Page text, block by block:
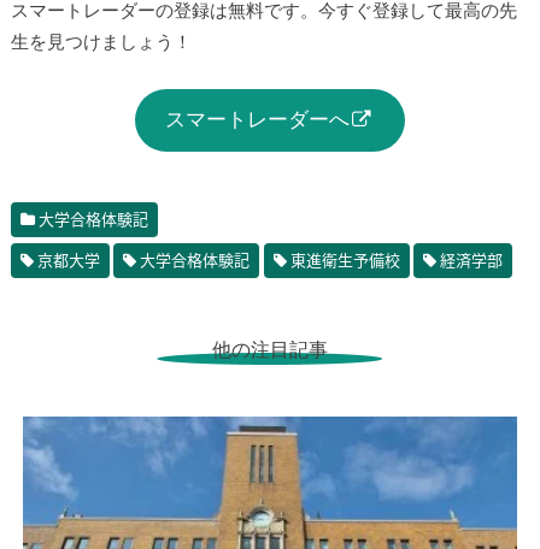
スマートレーダーの登録は無料です。今すぐ登録して最高の先
生を見つけましょう！
スマートレーダーへ
大学合格体験記
京都大学 大学合格体験記 東進衛生予備校 経済学部
他の注目記事